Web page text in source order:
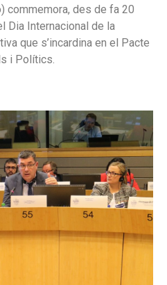
commemora, des de fa 20
Dia Internacional de la
que s’incardina en el Pacte
i Polítics.